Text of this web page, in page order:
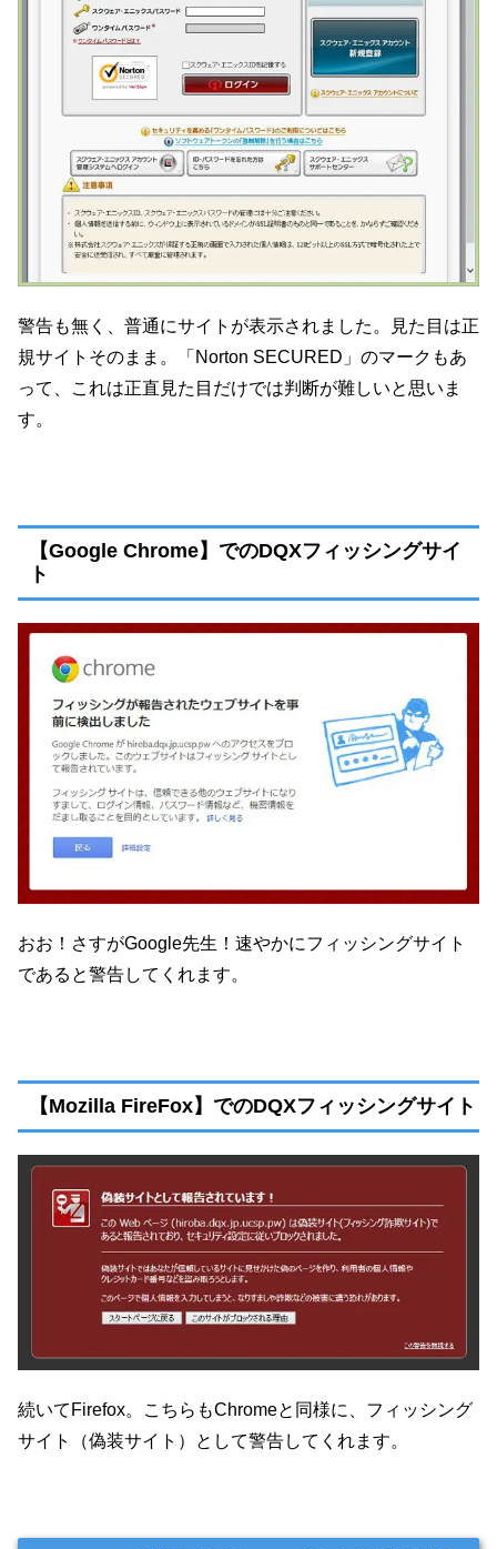
警告も無く、普通にサイトが表示されました。見た目は正
規サイトそのまま。「Norton SECURED」のマークもあ
って、これは正直見た目だけでは判断が難しいと思いま
す。
【Google Chrome】でのDQXフィッシングサイ
ト
おお！さすがGoogle先生！速やかにフィッシングサイト
であると警告してくれます。
【Mozilla FireFox】でのDQXフィッシングサイト
続いてFirefox。こちらもChromeと同様に、フィッシング
サイト（偽装サイト）として警告してくれます。